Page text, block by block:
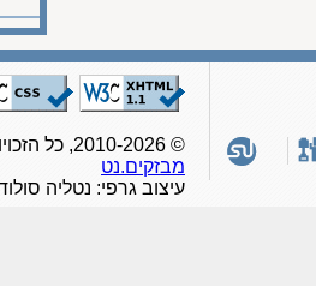
מבזקים.נט
עיצוב גרפי: נטליה סולודקין